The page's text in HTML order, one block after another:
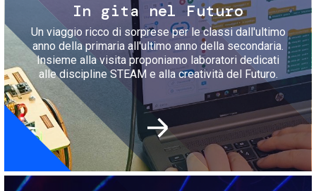
In gita nel Futuro
Un viaggio ricco di sorprese per le classi dall'ultimo
anno della primaria all'ultimo anno della secondaria.
Insieme alla visita proponiamo laboratori dedicati
alle discipline STEAM e alla creatività del Futuro.
Immagine